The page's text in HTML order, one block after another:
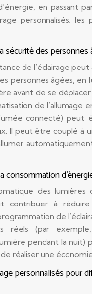
en passant
personnalisés, les
sécurité des personnes
de l’éclairage
personnes âgées,
avant de se
de l’allumage
connecté) peut
Il peut être couplé à
consommation
des lumières
contribuer à
de
réels (par
pendant la nuit)
réaliser une
personnalisés pour